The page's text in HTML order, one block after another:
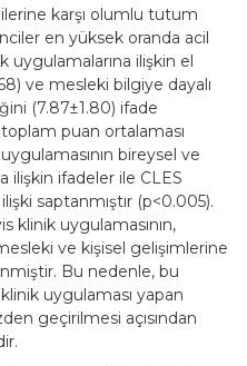
karşı olumlu tutum
en yüksek oranda acil
uygulamalarına ilişkin el
ve mesleki bilgiye dayalı
(7.87±1.80) ifade
puan ortalaması
bireysel ve
ilişkin ifadeler ile CLES
saptanmıştır (p<0.005).
klinik uygulamasının,
ve kişisel gelişimlerine
Bu nedenle, bu
klinik uygulaması yapan
geçirilmesi açısından